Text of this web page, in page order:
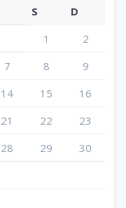
S
D
1
2
7 8
9
14 15
16
21 22
23
28 29
30